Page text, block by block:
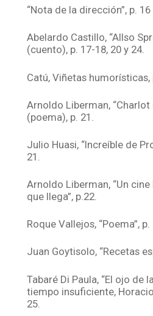
“Nota de la dirección”, p. 16
Abelardo Castillo, “Allso
(cuento), p. 17-18, 20 y 24.
Catú, Viñetas humorísticas,
Arnoldo Liberman, “Charlot
(poema), p. 21.
Julio Huasi, “Increíble de
21.
Arnoldo Liberman, “Un
que llega”, p.22.
Roque Vallejos, “Poema”, p.
Juan Goytisolo, “Recetas
Tabaré Di Paula, “El ojo de
tiempo insuficiente, Horacio
25.